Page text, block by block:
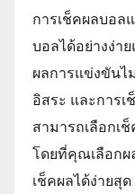
การเช็คผลบอล
บอลได้อย่างง่า
ผลการแข่งขันไ
อิสระ และการ
สามารถเลือกเ
โดยที่คุณเลือกผ
เช็คผลได้ง่ายสุ